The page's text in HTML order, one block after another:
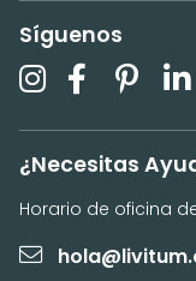
Síguenos
¿Necesitas
Horario de oficina